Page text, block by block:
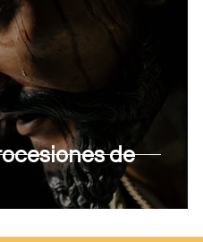
Identidad e idoneidad
Navidad
de